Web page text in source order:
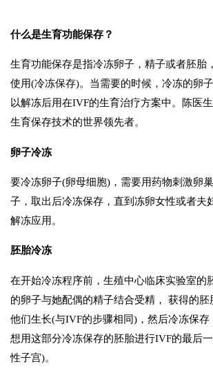
什么是生育功能保存？
生育功能保存是指冷冻卵子，精子或者胚胎
使用(冷冻保存)。当需要的时候，冷冻的卵
以解冻后用在IVF的生育治疗方案中。陈医
生育保存技术的世界领先者。
卵子冷冻
要冷冻卵子(卵母细胞)，需要用药物刺激卵
子，取出后冷冻保存，直到冻卵女性或者夫
解冻应用。
胚胎冷冻
在开始冷冻程序前，生殖中心临床实验室的
的卵子与她配偶的精子结合受精， 获得的胚
他们生长(与IVF的步骤相同)，然后冷冻保
想用这部分冷冻保存的胚胎进行IVF的最后
性子宫)。